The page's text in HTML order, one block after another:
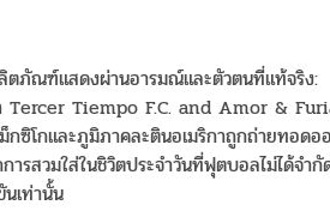
ตภัณฑ์แสดงผ่านอารมณ์และตัวตนที่แท้จริง:
Tercer Tiempo F.C. and Amor &
ซิโกและภูมิภาคละตินอเมริกาถูกถ่ายทอดอ
ารสวมใส่ในชิวิตประจำวันที่ฟุตบอลไม่ได้จำ
เท่านั้น